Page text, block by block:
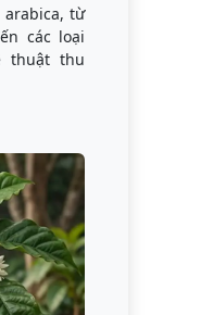
arabica, từ
các loại
thuật thu